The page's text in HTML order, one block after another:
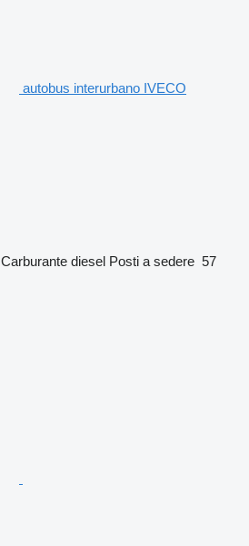
autobus interurbano IVECO
Carburante diesel Posti a sedere 57